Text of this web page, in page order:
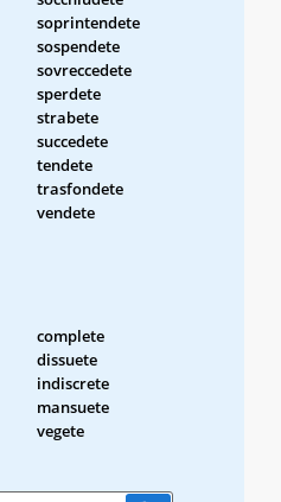
soprintendete
sospendete
sovreccedete
sperdete
strabete
succedete
tendete
trasfondete
vendete
complete
dissuete
indiscrete
mansuete
vegete